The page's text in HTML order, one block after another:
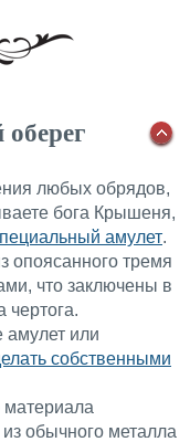
любых обрядов,
бога Крышеня,
амулет.
опоясанного тремя
что заключены в
чертога.
амулет или
собственными
материала
обычного металла